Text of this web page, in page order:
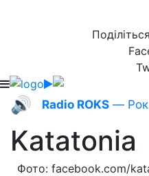
🔊 Radio ROKS —
Katatonia
Фото: facebook.com/